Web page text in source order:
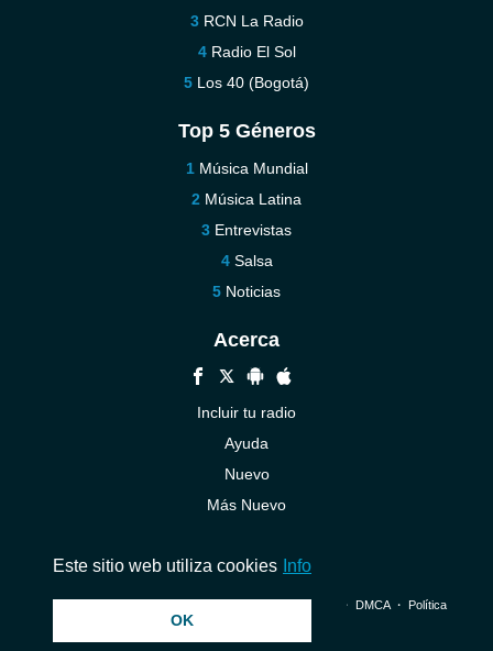
RCN La Radio
Radio El Sol
Los 40 (Bogotá)
Top 5 Géneros
Música Mundial
Música Latina
Entrevistas
Salsa
Noticias
Acerca
Incluir tu radio
Ayuda
Nuevo
Más Nuevo
© 2026 InstantAudio. Reservados todos los derechos. ・ DMCA・ Política
Este sitio web utiliza cookies Info
OK